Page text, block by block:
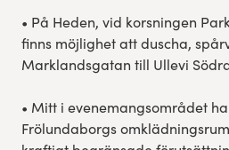
• På Heden, vid korsningen
finns möjlighet att duscha,
Marklandsgatan till Ullevi
• Mitt i evenemangsområdet
Frölundaborgs